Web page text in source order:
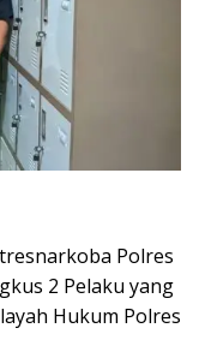
Polres
2 Pelaku yang
Hukum Polres